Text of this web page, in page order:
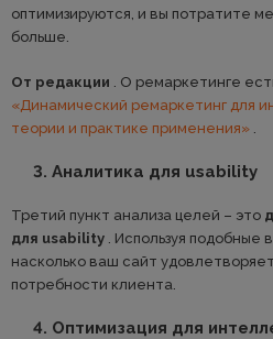
оптимизируются, и вы потратите
больше.
От редакции
. О ремаркетинге
«Динамический ремаркетинг для
теории и практике применения»
3. Аналитика для usability
Третий пункт анализа целей – это
для usability
. Используя
насколько ваш сайт
потребности клиента.
4. Оптимизация для